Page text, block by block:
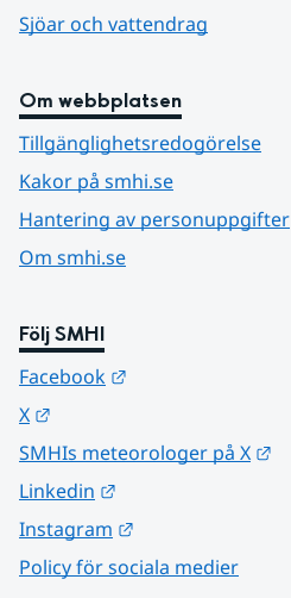
Sjöar och vattendrag
Om webbplatsen
Tillgänglighetsredogörelse
Kakor på smhi.se
Hantering av personuppgifter
Om smhi.se
Följ SMHI
Facebook
X
SMHIs meteorologer på X
Linkedin
Instagram
Policy för sociala medier